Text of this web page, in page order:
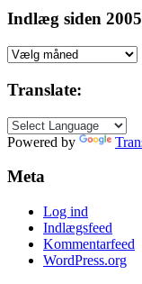
Indlæg siden
Indlæg
2005,
måned
Translate:
Powered by
Meta
Log ind
Indlægsfeed
Kommentarfeed
WordPress.org